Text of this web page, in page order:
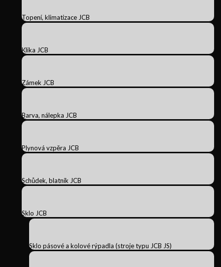
Topení, klimatizace JCB
Klika JCB
Zámek JCB
Barva, nálepka JCB
Plynová vzpěra JCB
Schůdek, blatník JCB
Sklo JCB
Sklo pásové a kolové rýpadla (stroje typu JCB JS)